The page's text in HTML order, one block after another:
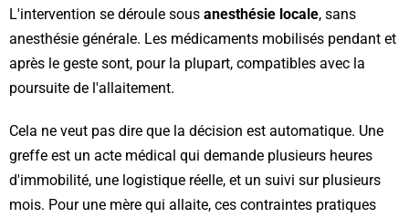
L'intervention se déroule sous anesthésie locale, sans
anesthésie générale. Les médicaments mobilisés pendant et
après le geste sont, pour la plupart, compatibles avec la
poursuite de l'allaitement.
Cela ne veut pas dire que la décision est automatique. Une
greffe est un acte médical qui demande plusieurs heures
d'immobilité, une logistique réelle, et un suivi sur plusieurs
mois. Pour une mère qui allaite, ces contraintes pratiques